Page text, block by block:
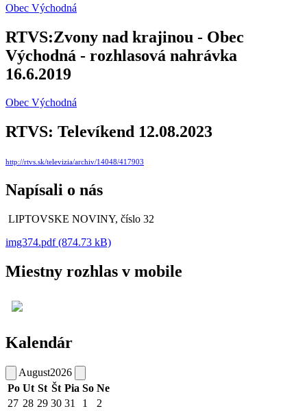
Obec Východná
RTVS:Zvony nad krajinou - Obec
Východná - rozhlasová nahrávka
16.6.2019
Obec Východná
RTVS: Televíkend 12.08.2023
http://rtvs.sk/televizia/archiv/14048/417903
Napísali o nás
LIPTOVSKE NOVINY, číslo 32
img374.pdf (874.73 kB)
Miestny rozhlas v mobile
Kalendár
August2026
Po Ut St Št Pia So Ne
27 28 29 30 31 1
2